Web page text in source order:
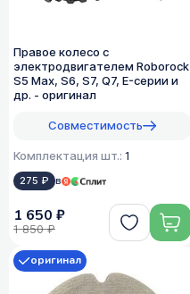
Правое колесо с
электродвигателем Roborock
S5 Max, S6, S7, Q7, E-серии и
др. - оригинал
Совместимость
Комплектация шт.: 1
275 ₽ в
1 650 ₽
1 850 ₽
оригинал